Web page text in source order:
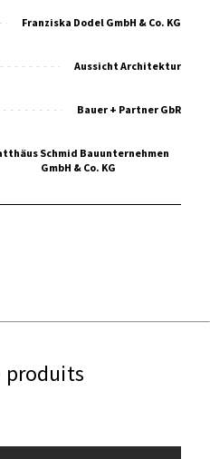
Franziska Dodel GmbH & Co. KG
Aussicht Architektur
Bauer + Partner GbR
Schmid Bauunternehmen
GmbH & Co. KG
produits